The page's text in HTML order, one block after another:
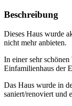
Beschreibung
Dieses Haus wurde
nicht mehr anbieten.
In einer sehr
Einfamilienhaus der
Das Haus wurde in
saniert/renoviert und